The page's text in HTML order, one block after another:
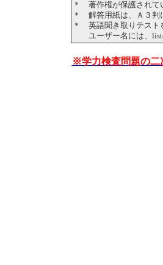
＊ 著作権が保護されて
＊ 解答用紙は、Ａ３判
＊ 英語聞き取りテスト
ユーザー名には、
※学力検査問題の二